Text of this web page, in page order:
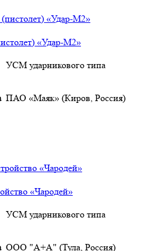
«Удар-М2»
УСМ ударникового типа
ПАО «Маяк» (Киров, Россия)
«Чародей»
УСМ ударникового типа
ООО "А+А" (Тула, Россия)